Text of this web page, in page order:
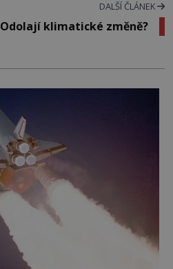
DALŠÍ ČLÁNEK
Odolají klimatické změně?